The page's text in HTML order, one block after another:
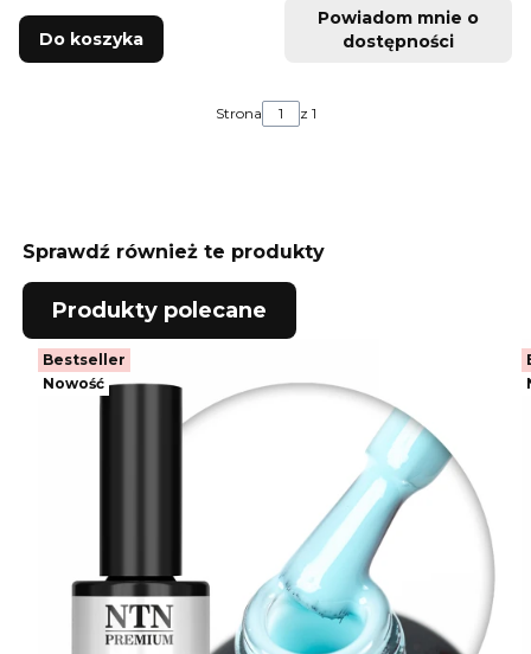
Do koszyka
Powiadom mnie o
dostępności
Strona z 1
Sprawdź również te produkty
Produkty polecane
Bestseller
Nowość